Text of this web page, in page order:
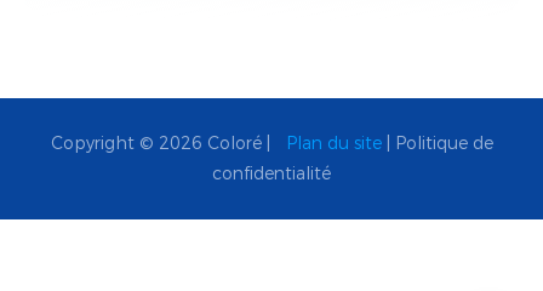
Copyright © 2026 Coloré | Plan du site
Politique de
confidentialité